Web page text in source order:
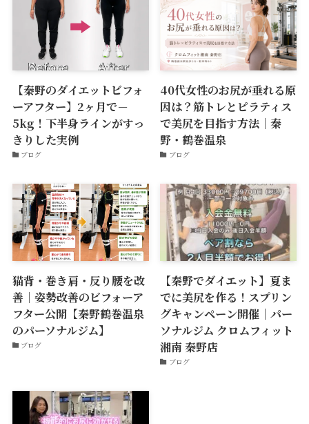
【秦野のダイエットビフォ
ーアフター】2ヶ月で－
5kg！下半身ラインがすっ
きりした実例
ブログ
40代女性のお尻が垂れる原
因は？筋トレとピラティス
で美尻を目指す方法｜秦
野・鶴巻温泉
ブログ
猫背・巻き肩・反り腰を改
善｜姿勢改善のビフォーア
フター公開【秦野鶴巻温泉
のパーソナルジム】
ブログ
【秦野でダイエット】夏ま
でに美尻を作る！スプリン
グキャンペーン開催｜パー
ソナルジム クロムフィット
湘南 秦野店
ブログ